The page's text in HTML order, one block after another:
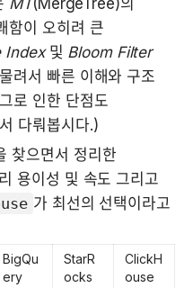
함이 오히려 큰
Index 및 Bloom Filter
려서 빠른 이해와 구조
로 인한 단점도
다뤄봅시다.)
찾으면서 정리한
용이성 및 속도 그리고
가 최선의 선택이라고
BigQu
ery
StarR
ocks
ClickH
ouse